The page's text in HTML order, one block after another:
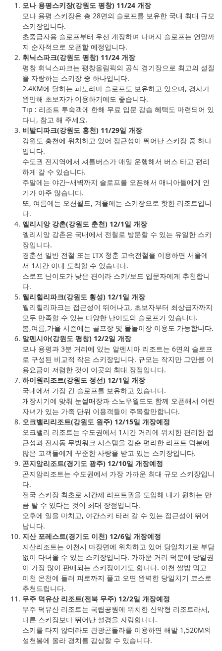
모나 용평스키장(강원도 평창) 11/24 개장
모나 용평 스키장은 총 28면의 슬로프를 보유한 국내 최대 규모
스키장입니다.
초중급자용 슬로프부터 우선 개장하며 나머지 슬로프는 연말까
지 순차적으로 오픈할 예정입니다.
휘닉스파크(강원도 평창) 11/24 개장
평창 휘닉스파크는 평창올림픽의 공식 경기장으로 최고의 설질
을 자랑하는 스키장 중 하나입니다.
2.4KM에 달하는 파노라마 슬로프도 보유하고 있으며, 경사가
완만해 초보자가 이용하기에도 좋습니다.
Tip : 리조트 투숙객에 한해 무료 입문 강습 혜택도 마련되어 있
다니, 참고 해 주세요.
비발디파크(강원도 홍천) 11/29일 개장
강원도 홍천에 위치하고 있어 접근성이 뛰어난 스키장 중 하나
입니다.
수도권 전지역에서 셔틀버스가 매일 운행해서 버스 타고 편리
하게 갈 수 있습니다.
주말에는 야간~새벽까지 슬로프를 오픈해서 매니아들에게 인
기가 아주 많습니다.
또, 여름에는 오션월드, 겨울에는 스키장으로 핫한 리조트입니
다.
엘리시앙 강촌(강원도 춘천) 12/1일 개장
엘리시앙 강촌은 국내에서 전철로 방문할 수 있는 유일한 스키
장입니다.
경춘선 일반 전철 또는 ITX 청춘 고속전철을 이용하면 서울에
서 1시간 이내 도착할 수 있습니다.
스로프 난이도가 낮은 편이라 스키/보드 입문자에게 추천합니
다.
웰리힐리파크(강원도 횡성) 12/1일 개장
웰리힐리파크는 접근성이 뛰어나고, 초보자부터 최상급자까지
모두 만족할 수 있는 다양한 난이도의 슬로프가 있습니다.
봄,여름,가을 시즌에는 골프장 및 물놀이장 이용도 가능합니다.
알펜시아(강원도 평창) 12/2일 개장
모나 용평과 3분 거리에 있는 알펜시아 리조트는 6면의 슬로프
로 구성된 비교적 작은 스키장입니다. 규모는 작지만 그만큼 이
용요금이 저렴한 것이 이곳의 최대 장점입니다.
하이원리조트(강원도 정선) 12/1일 개장
국내에서 가장 긴 슬로프를 보유하고 있습니다.
개장시기에 맞춰 눈썰매장과 스노우월드도 함께 오픈해서 어린
자녀가 있는 가족 단위 이용객들이 주목할만합니다.
오크밸리리조트(강원도 원주) 12/15일 개장예정
오크밸리 리조트는 수도권에서 1시간 거리에 위치한 편리한 접
근성과 전자동 무빙워크 시스템을 갖춘 편리한 리프트 덕분에
많은 고객들에게 꾸준한 사랑을 받고 있는 스키장입니다.
곤지암리조트(경기도 광주) 12/10일 개장예정
곤지암리조트는 수도권에서 가장 가까운 최대 규모 스키장입니
다.
전국 스키장 최초로 시간제 리프트권을 도입해 내가 원하는 만
큼 탈 수 있다는 것이 최대 장점입니다.
오후에 일을 마치고, 야간스키 타러 갈 수 있는 접근성이 뛰어
납니다.
지산 포레스트(경기도 이천) 12/6일 개장예정
지산리조트는 이천시 마장면에 위치하고 있어 당일치기로 부담
없이 다녀올 수 있는 스키장입니다. 가까운 거리 덕분에 당일권
이 가장 많이 판매되는 스키장이기도 합니다. 이천 쌀밥 먹고
이천 온천에 들러 피로까지 풀고 오면 완벽한 당일치기 코스로
추천드립니다.
무주 덕유산 리조트(전북 무주) 12/2일 개장예정
무주 덕유산 리조트는 국립공원에 위치한 산악형 리조트라서,
다른 스키장보다 뛰어난 설경을 자랑합니다.
스키를 타지 않더라도 관광곤돌라를 이용하면 해발 1,520M의
설천봉에 올라 경치를 감상할 수 있습니다.